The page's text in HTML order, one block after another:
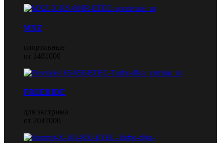
MXZ
спортивные
от 1481000
FREERIDE
для экстрима
от 2047000